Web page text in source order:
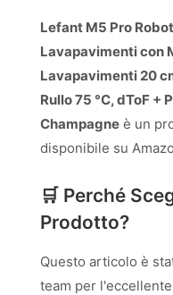
Lefant M5 Pro
Lavapavimenti con
Lavapavimenti 20
Rullo 75 °C, dToF +
Champagne è un
disponibile su
🛒 Perché
Prodotto?
Questo articolo è
team per